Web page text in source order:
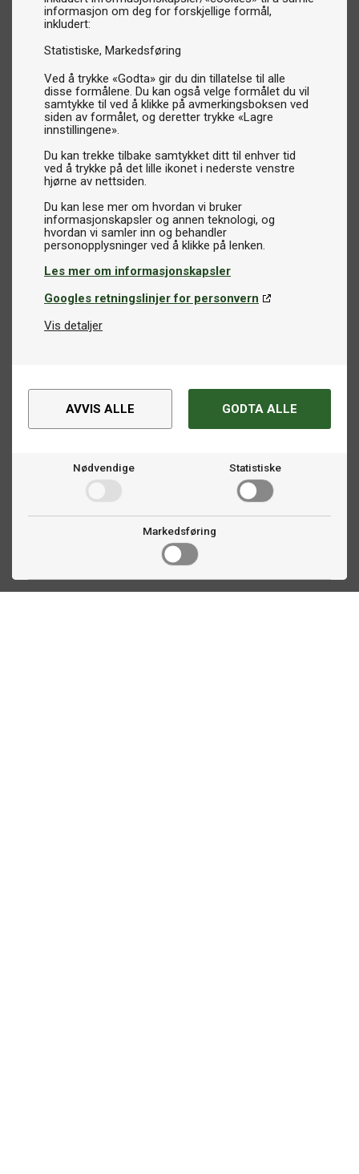
informasjon om deg for forskjellige formål,
inkludert:
Statistiske Markedsføring
Ved å trykke «Godta» gir du din tillatelse til alle
disse formålene. Du kan også velge formålet du vil
samtykke til ved å klikke på avmerkingsboksen ved
siden av formålet, og deretter trykke «Lagre
innstillingene».
Du kan trekke tilbake samtykket ditt til enhver tid
ved å trykke på det lille ikonet i nederste venstre
hjørne av nettsiden.
Du kan lese mer om hvordan vi bruker
informasjonskapsler og annen teknologi, og
hvordan vi samler inn og behandler
Les mer om informasjonskapsler
Googles retningslinjer for personvern
Vis detaljer
AVVIS ALLE GODTA ALLE
Nødvendige Statistiske
Markedsføring